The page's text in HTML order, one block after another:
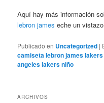
Aquí hay más información
lebron james eche un
Publicado en Uncategorized |
camiseta lebron james lakers
angeles lakers niño
ARCHIVOS